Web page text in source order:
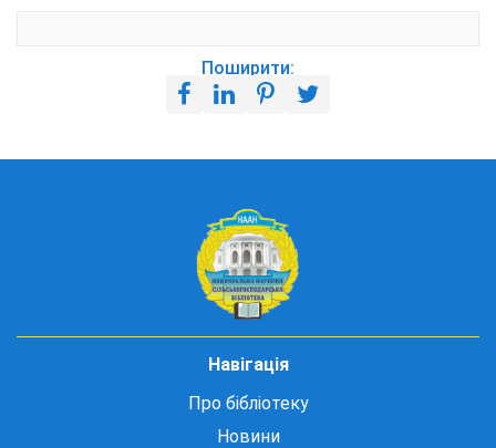
Поширити:
Навігація
Про бібліотеку
Новини